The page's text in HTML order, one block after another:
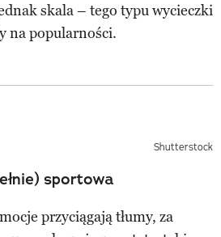
skala – tego typu wycieczki
na popularności.
Shutterstock
sportowa
przyciągają tłumy, za